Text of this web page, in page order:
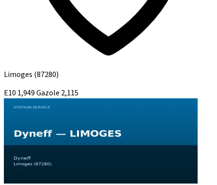
Limoges (87280)
E10 1,949Gazole 2,115